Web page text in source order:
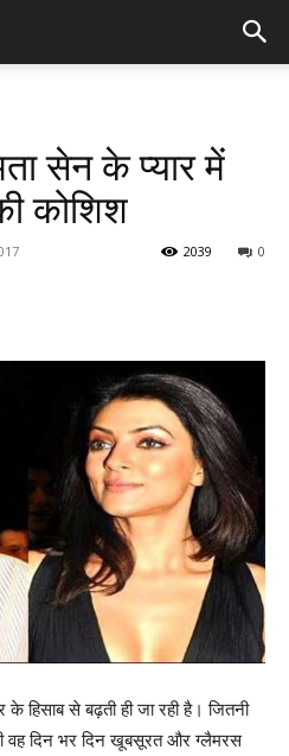
सेन के प्यार में
कोशिश
0
2039
हिसाब से बढ़ती ही जा रही है। जितनी
वह दिन भर दिन खूबसूरत और ग्लैमरस